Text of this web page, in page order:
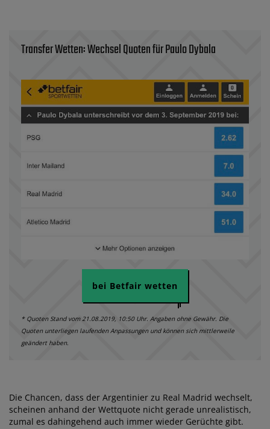
Transfer Wetten: Wechsel Quoten für Paulo Dybala
bei Betfair wetten
* Quoten Stand vom 21.08.2019, 10:50 Uhr. Angaben ohne Gewähr. Die
Quoten unterliegen laufenden Anpassungen und können sich mittlerweile
geändert haben.
Die Chancen, dass der Argentinier zu Real Madrid wechselt,
scheinen anhand der Wettquote nicht gerade unrealistisch,
zumal es dahingehend auch immer wieder Gerüchte gibt.